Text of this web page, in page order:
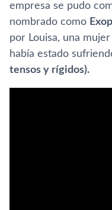
empresa se pudo
nombrado como
por Louisa, una
había estado
tensos y rígidos).